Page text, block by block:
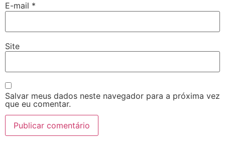
E-mail *
Site
Salvar meus dados neste navegador para a próxima vez
que eu comentar.